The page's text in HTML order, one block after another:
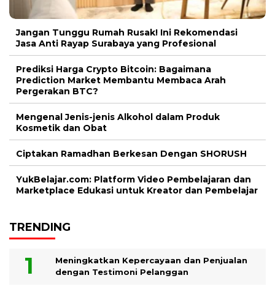
Jangan Tunggu Rumah Rusak! Ini Rekomendasi
Jasa Anti Rayap Surabaya yang Profesional
Prediksi Harga Crypto Bitcoin: Bagaimana
Prediction Market Membantu Membaca Arah
Pergerakan BTC?
Mengenal Jenis-jenis Alkohol dalam Produk
Kosmetik dan Obat
Ciptakan Ramadhan Berkesan Dengan SHORUSH
YukBelajar.com: Platform Video Pembelajaran dan
Marketplace Edukasi untuk Kreator dan Pembelajar
TRENDING
Meningkatkan Kepercayaan dan Penjualan
dengan Testimoni Pelanggan